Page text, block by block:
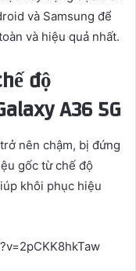
và Samsung để
và hiệu quả nhất.
độ
A36 5G
nên chậm, bị đứng
gốc từ chế độ
khôi phục hiệu